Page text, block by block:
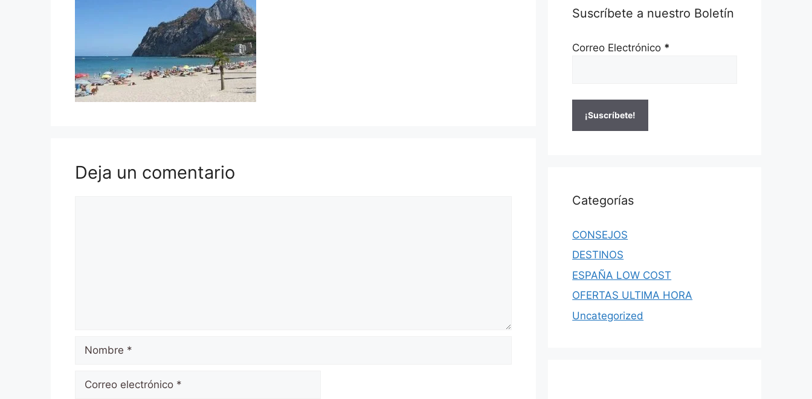
Deja un comentario
Nombre
Correo
electrónico
Suscríbete a nuestro Boletín
Correo Electrónico *
Categorías
CONSEJOS
DESTINOS
ESPAÑA LOW COST
OFERTAS ULTIMA HORA
Uncategorized